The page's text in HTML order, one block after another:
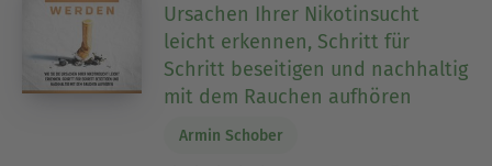
Ursachen Ihrer Nikotinsucht
leicht erkennen, Schritt für
Schritt beseitigen und nachhaltig
mit dem Rauchen aufhören
Armin Schober